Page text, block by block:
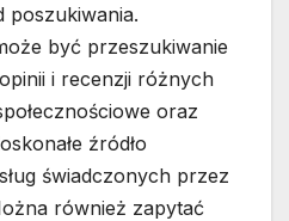
poszukiwania.
być przeszukiwanie
i recenzji różnych
oraz
źródło
świadczonych przez
również zapytać